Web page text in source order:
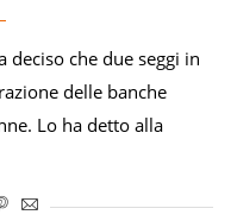
deciso che due seggi in
delle banche
Lo ha detto alla